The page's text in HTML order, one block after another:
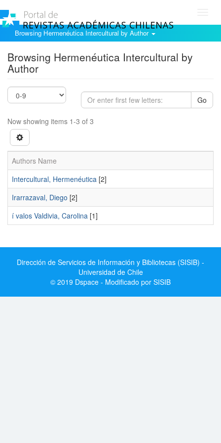
Browsing Hermenéutica Intercultural by Author
Browsing Hermenéutica Intercultural by
Author
Go
Now showing items 1-3 of 3
Authors Name
Intercultural, Hermenéutica [2]
Irarrazaval, Diego [2]
í valos Valdivia, Carolina [1]
Dirección de Servicios de Información y Bibliotecas (SISIB) -
Universidad de Chile
© 2019 Dspace - Modificado por SISIB